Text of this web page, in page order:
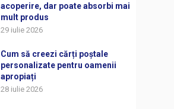
acoperire, dar poate absorbi mai
mult produs
29 iulie 2026
Cum să creezi cărți poștale
personalizate pentru oamenii
apropiați
28 iulie 2026